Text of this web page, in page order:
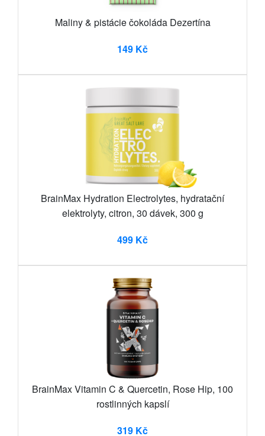
Maliny & pistácie čokoláda Dezertína
149 Kč
BrainMax Hydration Electrolytes, hydratační
elektrolyty, citron, 30 dávek, 300 g
499 Kč
BrainMax Vitamin C & Quercetin, Rose Hip, 100
rostlinných kapslí
319 Kč